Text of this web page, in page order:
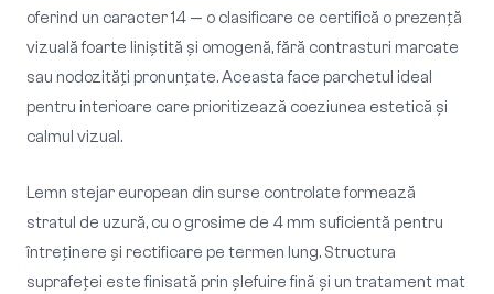
oferind un caracter 14 — o clasificare ce certifică o prezență
vizuală foarte liniștită și omogenă, fără contrasturi marcate
sau nodozități pronunțate. Aceasta face parchetul ideal
pentru interioare care prioritizează coeziunea estetică și
calmul vizual.
Lemn stejar european din surse controlate formează
stratul de uzură, cu o grosime de 4 mm suficientă pentru
întreținere și rectificare pe termen lung. Structura
suprafeței este finisată prin șlefuire fină și un tratament mat